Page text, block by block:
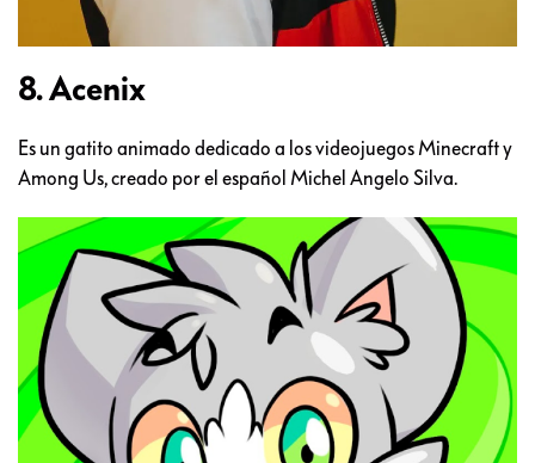
8. Acenix
Es un gatito animado dedicado a los videojuegos Minecraft y
Among Us, creado por el español Michel Angelo Silva.